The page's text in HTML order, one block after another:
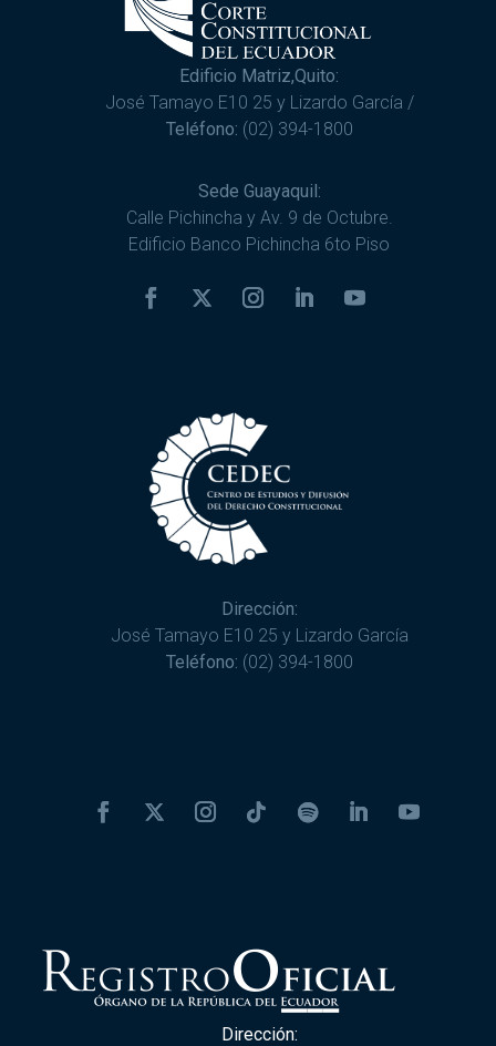
Edificio Matriz,Quito:
José Tamayo E10 25 y Lizardo García /
Teléfono: (02) 394-1800
Sede Guayaquil:
Calle Pichincha y Av. 9 de Octubre.
Edificio Banco Pichincha 6to Piso
Dirección:
José Tamayo E10 25 y Lizardo García
Teléfono: (02) 394-1800
Dirección: